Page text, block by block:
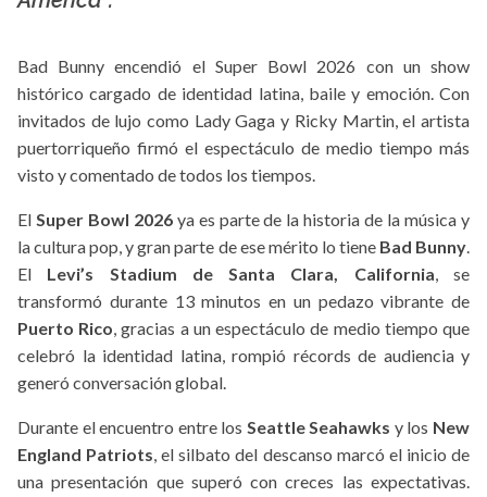
Bad Bunny encendió el Super Bowl 2026 con un show
histórico cargado de identidad latina, baile y emoción. Con
invitados de lujo como Lady Gaga y Ricky Martin, el artista
puertorriqueño firmó el espectáculo de medio tiempo más
visto y comentado de todos los tiempos.
El Super Bowl 2026ya es parte de la historia de la música y
la cultura pop, y gran parte de ese mérito lo tiene Bad Bunny.
El Levi’s Stadium de Santa Clara, California, se
transformó durante 13 minutos en un pedazo vibrante de
Puerto Rico, gracias a un espectáculo de medio tiempo que
celebró la identidad latina, rompió récords de audiencia y
generó conversación global.
Durante el encuentro entre los Seattle Seahawks y los New
England Patriots, el silbato del descanso marcó el inicio de
una presentación que superó con creces las expectativas.